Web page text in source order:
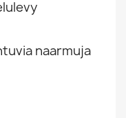
naarmuja